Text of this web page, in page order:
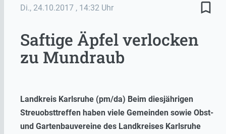
Di., 24.10.2017 , 14:32 Uhr bookmark_border
Saftige Äpfel verlocken
zu Mundraub
Landkreis Karlsruhe (pm/da) Beim diesjährigen
Streuobsttreffen haben viele Gemeinden sowie Obst-
und Gartenbauvereine des Landkreises Karlsruhe